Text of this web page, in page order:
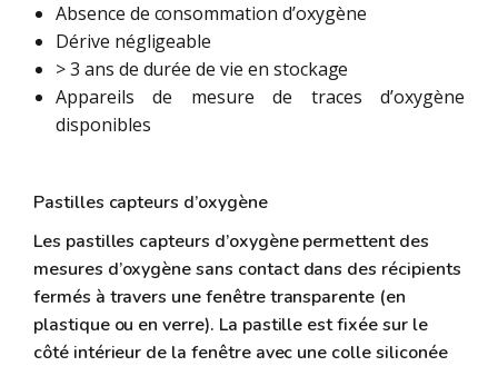
Absence de consommation d’oxygène
Dérive négligeable
> 3 ans de durée de vie en stockage
Appareils de mesure de traces d’oxygène
disponibles
Pastilles capteurs d’oxygène
Les pastilles capteurs d’oxygène permettent des
mesures d’oxygène sans contact dans des récipients
fermés à travers une fenêtre transparente (en
plastique ou en verre). La pastille est fixée sur le
côté intérieur de la fenêtre avec une colle siliconée